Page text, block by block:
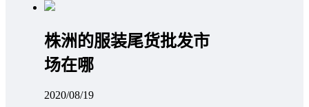
株洲的服装尾货批发市
场在哪
2020/08/19